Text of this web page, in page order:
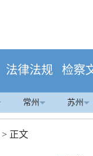
法律法规 检察
常州 苏州
> 正文